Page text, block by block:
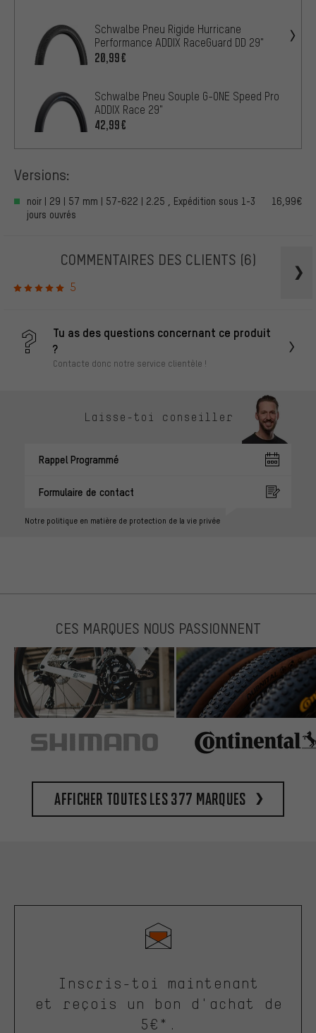
Schwalbe Pneu Rigide Hurricane
Performance ADDIX RaceGuard DD 29"
20,99€
Schwalbe Pneu Souple G-ONE Speed Pro
ADDIX Race 29"
42,99€
Versions:
noir | 29 | 57 mm | 57-622 | 2.25 , Expédition sous 1-3
jours ouvrés
16,99€
COMMENTAIRES DES CLIENTS (6)
5
Tu as des questions concernant ce produit
?
Contacte donc notre service clientèle !
Laisse-toi conseiller
Rappel Programmé
Formulaire de contact
Notre politique en matière de protection de la vie privée
CES MARQUES NOUS PASSIONNENT
Afficher toutes les 377 marques
Inscris-toi maintenant
et reçois un bon d'achat de
5€*.